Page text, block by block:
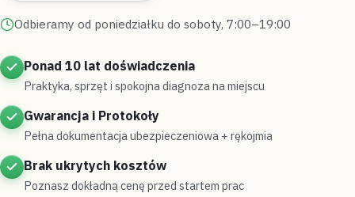
Odbieramy od poniedziałku do soboty, 7:00–19:00
Ponad 10 lat doświadczenia
Praktyka, sprzęt i spokojna diagnoza na miejscu
Gwarancja i Protokoły
Pełna dokumentacja ubezpieczeniowa + rękojmia
Brak ukrytych kosztów
Poznasz dokładną cenę przed startem prac